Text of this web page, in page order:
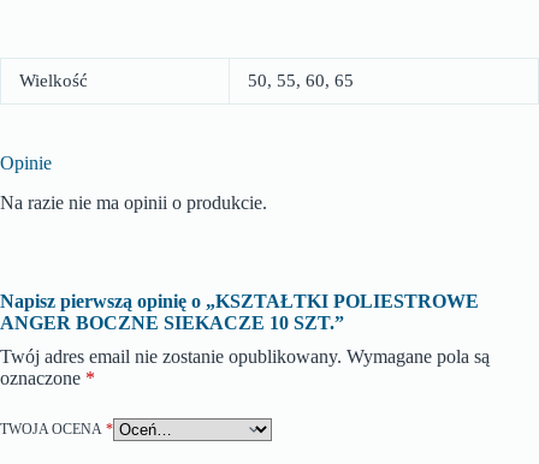
Wielkość 50, 55, 60, 65
Opinie
Na razie nie ma opinii o produkcie.
Napisz pierwszą opinię o „KSZTAŁTKI POLIESTROWE
ANGER BOCZNE SIEKACZE 10 SZT.”
Twój adres email nie zostanie opublikowany. Wymagane pola są
oznaczone *
TWOJA OCENA *